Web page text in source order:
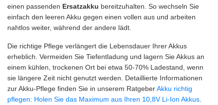
einen passenden Ersatzakku bereitzuhalten. So wechseln Sie
einfach den leeren Akku gegen einen vollen aus und arbeiten
nahtlos weiter, während der andere lädt.
Die richtige Pflege verlängert die Lebensdauer Ihrer Akkus
erheblich. Vermeiden Sie Tiefentladung und lagern Sie Akkus an
einem kühlen, trockenen Ort bei etwa 50-70% Ladestand, wenn
sie längere Zeit nicht genutzt werden. Detaillierte Informationen
zur Akku-Pflege finden Sie in unserem RatgeberAkku richtig
pflegen: Holen Sie das Maximum aus Ihren 10,8V Li-Ion Akkus